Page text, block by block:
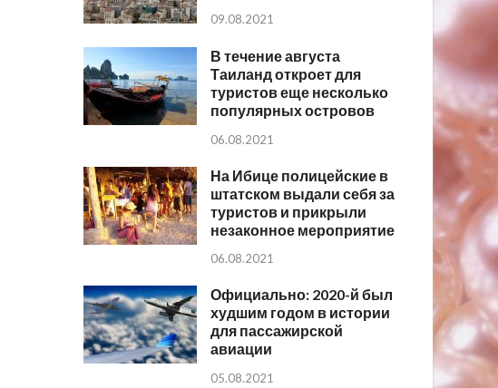
09.08.2021
В течение августа
Таиланд откроет для
туристов еще несколько
популярных островов
06.08.2021
На Ибице полицейские в
штатском выдали себя за
туристов и прикрыли
незаконное мероприятие
06.08.2021
Официально: 2020-й был
худшим годом в истории
для пассажирской
авиации
05.08.2021